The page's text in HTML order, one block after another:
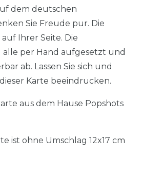
dem deutschen
Sie Freude pur. Die
Ihrer Seite. Die
alle per Hand aufgesetzt und
ab. Lassen Sie sich und
Karte beeindrucken.
aus dem Hause Popshots
ist ohne Umschlag 12x17 cm